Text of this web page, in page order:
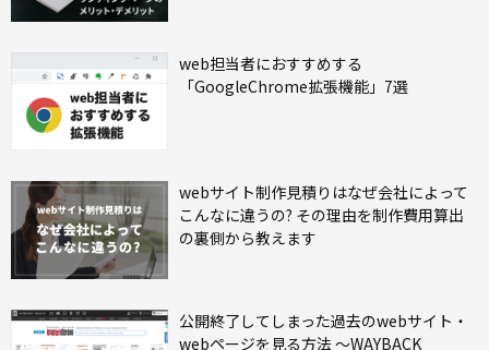
web担当者におすすめする
「GoogleChrome拡張機能」7選
webサイト制作見積りはなぜ会社によって
こんなに違うの? その理由を制作費用算出
の裏側から教えます
公開終了してしまった過去のwebサイト・
webページを見る方法 ～WAYBACK